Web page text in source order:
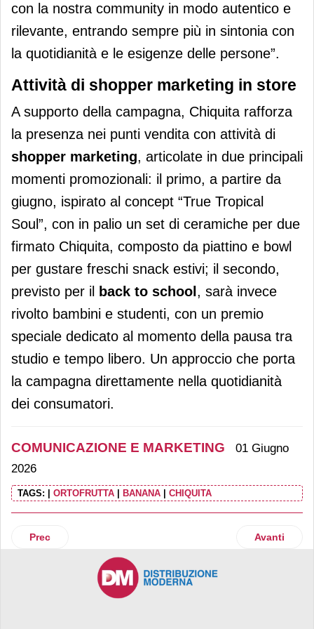
con la nostra community in modo autentico e
rilevante, entrando sempre più in sintonia con
la quotidianità e le esigenze delle persone”.
Attività di shopper marketing in store
A supporto della campagna, Chiquita rafforza
la presenza nei punti vendita con attività di
shopper marketing, articolate in due principali
momenti promozionali: il primo, a partire da
giugno, ispirato al concept “True Tropical
Soul”, con in palio un set di ceramiche per due
firmato Chiquita, composto da piattino e bowl
per gustare freschi snack estivi; il secondo,
previsto per il
back to school , sarà invece
rivolto bambini e studenti, con un premio
speciale dedicato al momento della pausa tra
studio e tempo libero. Un approccio che porta
la campagna direttamente nella quotidianità
dei consumatori.
COMUNICAZIONE E MARKETING
01 Giugno
2026
TAGS: ORTOFRUTTA BANANA CHIQUITA
Articolo precedente: Air Action Vigorsol al fianco di Red
Prec Articolo
Avanti